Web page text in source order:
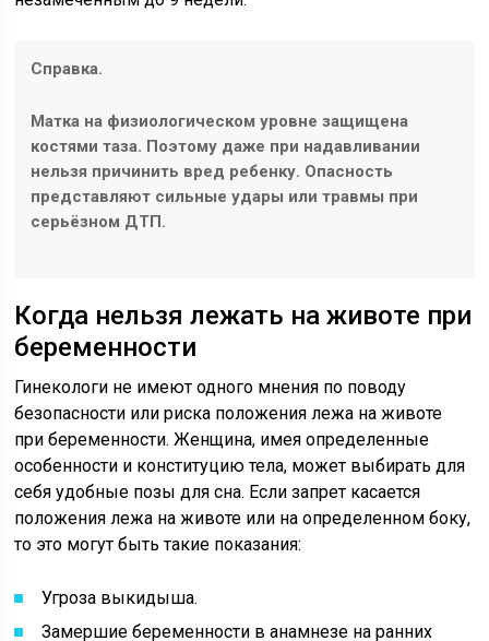
Справка.
Матка на физиологическом уровне защищена
костями таза. Поэтому даже при надавливании
нельзя причинить вред ребенку. Опасность
представляют сильные удары или травмы при
серьёзном ДТП.
Когда нельзя лежать на животе при
беременности
Гинекологи не имеют одного мнения по поводу
безопасности или риска положения лежа на животе
при беременности. Женщина, имея определенные
особенности и конституцию тела, может выбирать для
себя удобные позы для сна. Если запрет касается
положения лежа на животе или на определенном боку,
то это могут быть такие показания:
Угроза выкидыша.
Замершие беременности в анамнезе на ранних